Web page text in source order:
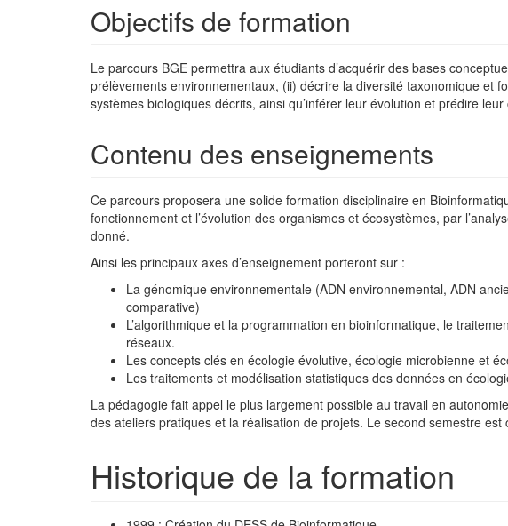
Objectifs de formation
Le parcours BGE permettra aux étudiants d’acquérir des bases
prélèvements environnementaux, (ii) décrire la diversité taxonomique et
systèmes biologiques décrits, ainsi qu’inférer leur évolution et prédire
Contenu des enseignements
Ce parcours proposera une solide formation disciplinaire en
fonctionnement et l’évolution des organismes et écosystèmes, par
donné.
Ainsi les principaux axes d’enseignement porteront sur :
La génomique environnementale (ADN environnemental, ADN
comparative)
L’algorithmique et la programmation en bioinformatique, le
réseaux.
Les concepts clés en écologie évolutive, écologie microbienne et
Les traitements et modélisation statistiques des données en
La pédagogie fait appel le plus largement possible au travail en
des ateliers pratiques et la réalisation de projets. Le second semestre
Historique de la formation